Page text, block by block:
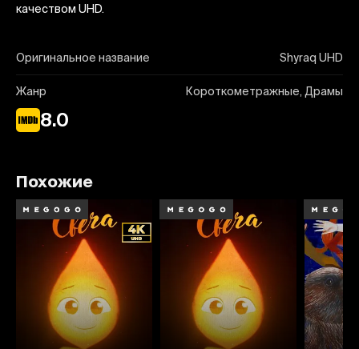
качеством UHD.
Оригинальное название Shyraq UHD
Жанр Короткометражные, Драмы
8.0
Похожие